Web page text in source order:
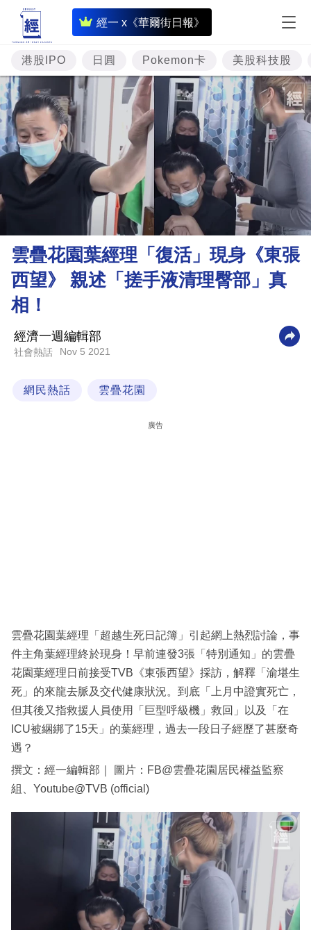
經一 x《華爾街日報》
即
時
財
經
資
樓
市
理
財
商
科
技
港股IPO 日圓 Pokemon卡 美股科技股
雲疊花園葉經理「復活」現身《東張
西望》 親述「搓手液清理臀部」真
相！
經濟一週編輯部
社會熱話 Nov 5 2021
網民熱話 雲疊花園
廣告
雲疊花園葉經理「超越生死日記簿」引起網上熱烈討論，事
件主角葉經理終於現身！早前連發3張「特別通知」的雲疊
花園葉經理日前接受TVB《東張西望》採訪，解釋「渝堪生
死」的來龍去脈及交代健康狀況。到底「上月中證實死亡，
但其後又指救援人員使用「巨型呼級機」救回」以及「在
ICU被綑綁了15天」的葉經理，過去一段日子經歷了甚麼奇
遇？
撰文：經一編輯部｜ 圖片：FB@雲疊花園居民權益監察
組、Youtube@TVB (official)